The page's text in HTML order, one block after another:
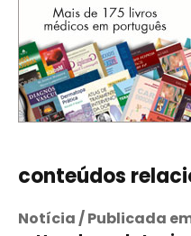
conteúdos
Notícia / Publicada